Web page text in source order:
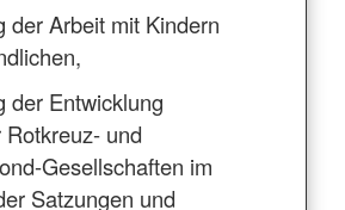
der Arbeit mit Kindern
der Entwicklung
und
Gesellschaften im
Satzungen und